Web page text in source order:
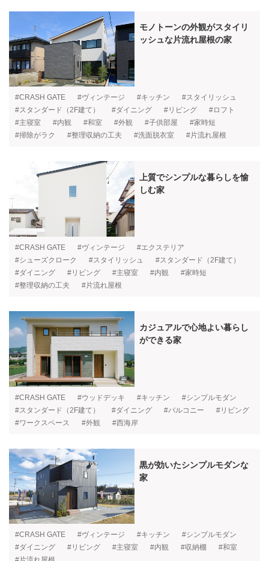
モノトーンの外観がスタイリ
ッシュな片流れ屋根の家
#CRASH GATE #ヴィンテージ #キッチン
#スタイリッシュ
#スタンダード（2F建て）
#ダイニング #リビング
#ロフト
#主寝室
#内観 #和室 #外観 #子供部屋
#家時短
#掃除がラク
#整理収納の工夫 #洗面脱衣室 #片流れ屋根
上質でシンプルな暮らしを愉
しむ家
#CRASH GATE #ヴィンテージ
#エクステリア
#シューズクローク
#スタイリッシュ
#スタンダード（2F建て）
#ダイニング
#リビング #主寝室 #内観
#家時短
#整理収納の工夫
#片流れ屋根
カジュアルで心地よい暮らし
ができる家
#CRASH GATE #ウッドデッキ #キッチン
#シンプルモダン
#スタンダード（2F建て）
#ダイニング #バルコニー
#リビング
#ワークスペース
#外観 #西海岸
黒が効いたシンプルモダンな
家
#CRASH GATE #ヴィンテージ #キッチン
#シンプルモダン
#ダイニング
#リビング #主寝室 #内観 #収納棚
#和室